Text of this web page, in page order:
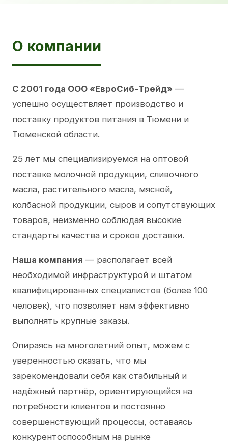
О компании
С 2001 года ООО «ЕвроСиб-Трейд» —
успешно осуществляет производство и
поставку продуктов питания в Тюмени и
Тюменской области.
25 лет мы специализируемся на оптовой
поставке молочной продукции, сливочного
масла, растительного масла, мясной,
колбасной продукции, сыров и сопутствующих
товаров, неизменно соблюдая высокие
стандарты качества и сроков доставки.
Наша компания — располагает всей
необходимой инфраструктурой и штатом
квалифицированных специалистов (более 100
человек), что позволяет нам эффективно
выполнять крупные заказы.
Опираясь на многолетний опыт, можем с
уверенностью сказать, что мы
зарекомендовали себя как стабильный и
надёжный партнёр, ориентирующийся на
потребности клиентов и постоянно
совершенствующий процессы, оставаясь
конкурентоспособным на рынке